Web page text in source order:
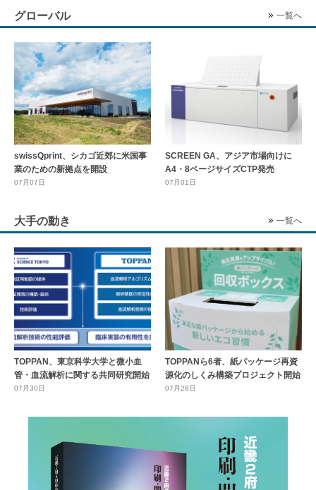
グローバル 一覧へ
swissQprint、シカゴ近郊に⽶国事
業のための新拠点を開設
07月07日
SCREEN GA、アジア市場向けに
A4・8ページサイズCTP発売
07月01日
大手の動き 一覧へ
TOPPAN、東京科学大学と微小血
管・血流解析に関する共同研究開始
07月30日
TOPPANら6者、紙パッケージ再資
源化のしくみ構築プロジェクト開始
07月28日